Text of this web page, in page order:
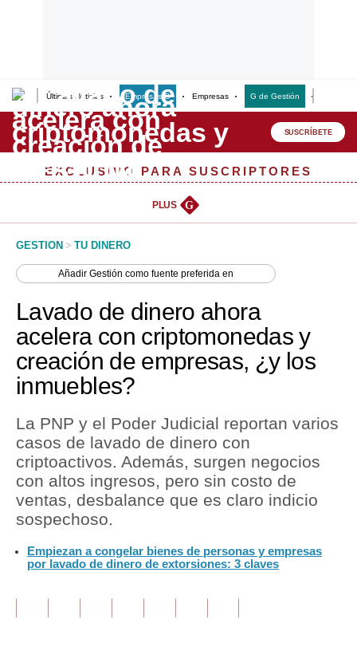
Últimas Noticias Empresas G Empresas G de Gestión
Lo último
Peru Quiosco
Management & Empleo
Perú
Política
Tu Dinero
Finanzas Personales
Inmobiliarias
Plus G
Opinión
Editorial
SUSCRÍBETE
EXCLUSIVO PARA SUSCRIPTORES
PLUS G
GESTION > TU DINERO
AñadirGestión como fuente preferida en
Lavado de dinero ahora
acelera con criptomonedas y
creación de empresas, ¿y los
inmuebles?
La PNP y el Poder Judicial reportan varios
casos de lavado de dinero con
criptoactivos. Además, surgen negocios
con altos ingresos, pero sin costo de
ventas, desbalance que es claro indicio
sospechoso.
Empiezan a congelar bienes de personas y empresas
por lavado de dinero de extorsiones: 3 claves